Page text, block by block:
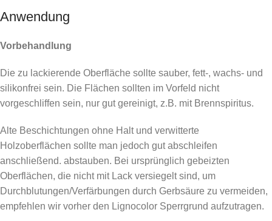
Anwendung
Vorbehandlung
Die zu lackierende Oberfläche sollte sauber, fett-, wachs- und
silikonfrei sein. Die Flächen sollten im Vorfeld nicht
vorgeschliffen sein, nur gut gereinigt, z.B. mit Brennspiritus.
Alte Beschichtungen ohne Halt und verwitterte
Holzoberflächen sollte man jedoch gut abschleifen
anschließend. abstauben. Bei ursprünglich gebeizten
Oberflächen, die nicht mit Lack versiegelt sind, um
Durchblutungen/Verfärbungen durch Gerbsäure zu vermeiden,
empfehlen wir vorher den Lignocolor Sperrgrund aufzutragen.